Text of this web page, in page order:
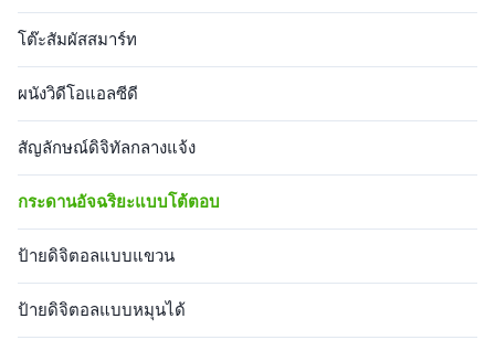
โต๊ะสัมผัสสมาร์ท
ผนังวิดีโอแอลซีดี
สัญลักษณ์ดิจิทัลกลางแจ้ง
กระดานอัจฉริยะแบบโต้ตอบ
ป้ายดิจิตอลแบบแขวน
ป้ายดิจิตอลแบบหมุนได้